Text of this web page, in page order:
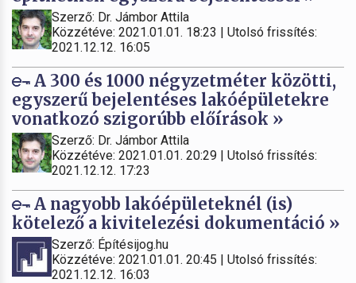
Szerző: Dr. Jámbor Attila
Közzétéve: 2021.01.01. 18:23 | Utolsó frissítés:
2021.12.12. 16:05
A 300 és 1000 négyzetméter közötti,
egyszerű bejelentéses lakóépületekre
vonatkozó szigorúbb előírások »
Szerző: Dr. Jámbor Attila
Közzétéve: 2021.01.01. 20:29 | Utolsó frissítés:
2021.12.12. 17:23
A nagyobb lakóépületeknél (is)
kötelező a kivitelezési dokumentáció »
Szerző: Építésijog.hu
Közzétéve: 2021.01.01. 20:45 | Utolsó frissítés:
2021.12.12. 16:03